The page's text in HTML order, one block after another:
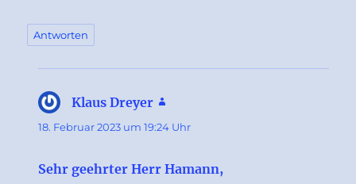
Antworten
Klaus Dreyer
18. Februar 2023 um 19:24 Uhr
Sehr geehrter Herr Hamann,